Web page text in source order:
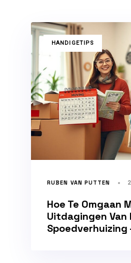
TAGSHANDIGETIPS
RUBEN VAN PUTTEN
Hoe Te Omgaan
Uitdagingen Van
Spoedverhuizing